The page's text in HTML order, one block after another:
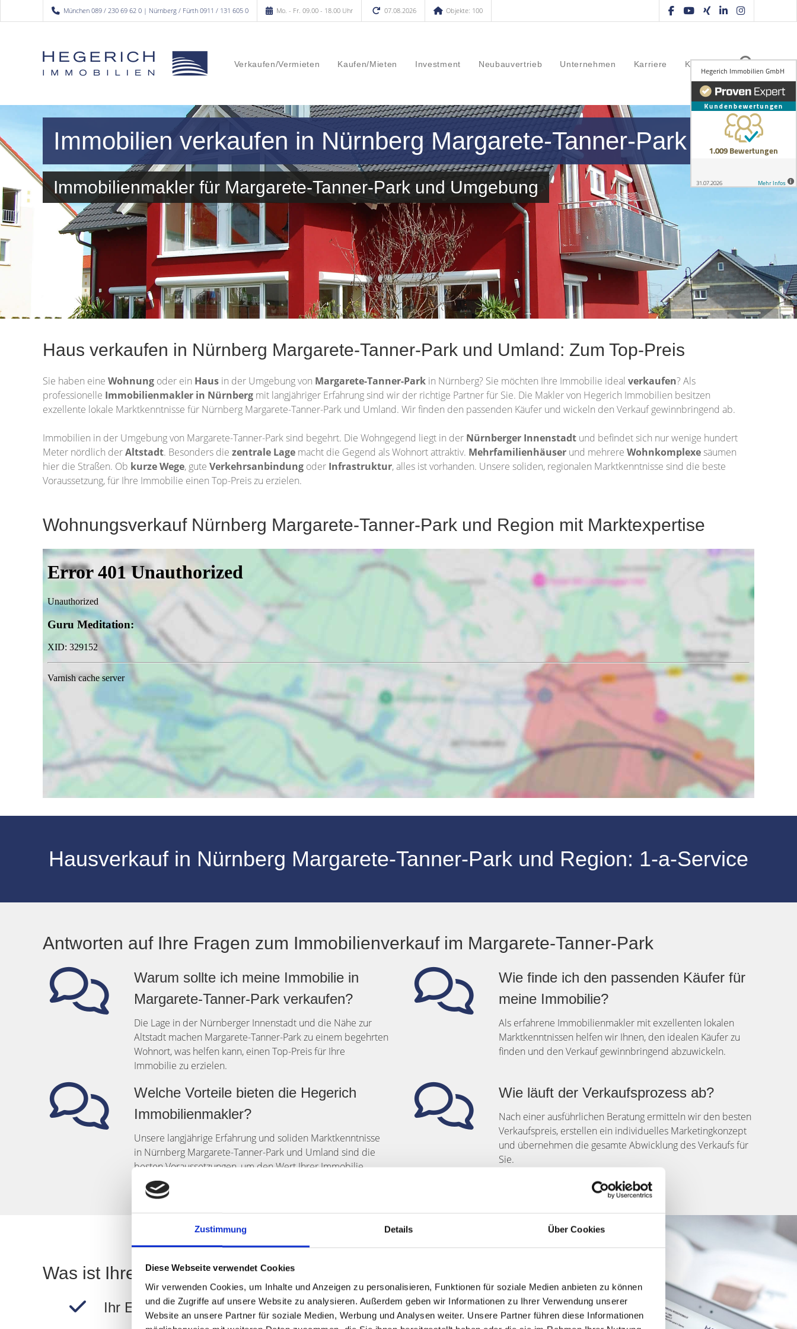
Zustimmung Details Über Cookies
Diese Webseite verwendet Cookies
Wir verwenden Cookies, um Inhalte und Anzeigen zu personalisieren, Funktionen für soziale Medien anbieten zu können
und die Zugriffe auf unsere Website zu analysieren. Außerdem geben wir Informationen zu Ihrer Verwendung unserer
Website an unsere Partner für soziale Medien, Werbung und Analysen weiter. Unsere Partner führen diese Informationen
München 089 / 230 69 62 0 | Nürnberg / Fürth 0911 / 131 605 0 Mo. - Fr. 09.00 - 18.00 Uhr 07.08.2026 Objekte: 100
Verkaufen/Vermieten Kaufen/Mieten Investment Neubauvertrieb Unternehmen Karriere Kontakt
Immobilien verkaufen in Nürnberg Margarete-Tanner-Park
Immobilienmakler für Margarete-Tanner-Park und Umgebung
Haus verkaufen in Nürnberg Margarete-Tanner-Park und Umland: Zum Top-Preis
Sie haben eine Wohnung oder ein Haus in der Umgebung von Margarete-Tanner-Park in Nürnberg? Sie möchten Ihre Immobilie ideal verkaufen? Als
professionelle Immobilienmakler in Nürnberg mit langjähriger Erfahrung sind wir der richtige Partner für Sie. Die Makler von Hegerich Immobilien besitzen
exzellente lokale Marktkenntnisse für Nürnberg Margarete-Tanner-Park und Umland. Wir finden den passenden Käufer und wickeln den Verkauf gewinnbringend ab.
Immobilien in der Umgebung von Margarete-Tanner-Park sind begehrt. Die Wohngegend liegt in der Nürnberger Innenstadt und befindet sich nur wenige hundert
Meter nördlich derAltstadt. Besonders die zentrale Lage macht die Gegend als Wohnort attraktiv. Mehrfamilienhäuser und mehrere Wohnkomplexesäumen
hier die Straßen. Ob kurze Wege, gute Verkehrsanbindung oder Infrastruktur, alles ist vorhanden. Unsere soliden, regionalen Marktkenntnisse sind die beste
Voraussetzung, für Ihre Immobilie einen Top-Preis zu erzielen.
Wohnungsverkauf Nürnberg Margarete-Tanner-Park und Region mit Marktexpertise
Hausverkauf in Nürnberg Margarete-Tanner-Park und Region: 1-a-Service
Antworten auf Ihre Fragen zum Immobilienverkauf im Margarete-Tanner-Park
Warum sollte ich meine Immobilie in
Margarete-Tanner-Park verkaufen?
Die Lage in der Nürnberger Innenstadt und die Nähe zur
Altstadt machen Margarete-Tanner-Park zu einem begehrten
Wohnort, was helfen kann, einen Top-Preis für Ihre
Immobilie zu erzielen.
Wie finde ich den passenden Käufer für
meine Immobilie?
Als erfahrene Immobilienmakler mit exzellenten lokalen
Marktkenntnissen helfen wir Ihnen, den idealen Käufer zu
finden und den Verkauf gewinnbringend abzuwickeln.
Welche Vorteile bieten die Hegerich
Immobilienmakler?
Unsere langjährige Erfahrung und soliden Marktkenntnisse
in Nürnberg Margarete-Tanner-Park und Umland sind die
besten Voraussetzungen, um den Wert Ihrer Immobilie
optimal zu realisieren.
Wie läuft der Verkaufsprozess ab?
Nach einer ausführlichen Beratung ermitteln wir den besten
Verkaufspreis, erstellen ein individuelles Marketingkonzept
und übernehmen die gesamte Abwicklung des Verkaufs für
Sie.
Was ist Ihre Immobilie in Nürnberg wert?
Ihr Ergebnis in wenigen Minuten per E-Mail